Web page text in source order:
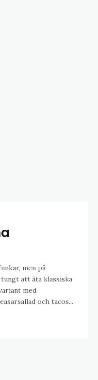
men på
att äta klassiska
med
och tacos...